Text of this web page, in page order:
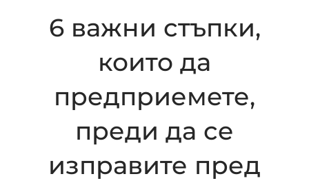
6 важни стъпки,
които да
предприемете,
преди да се
изправите пред